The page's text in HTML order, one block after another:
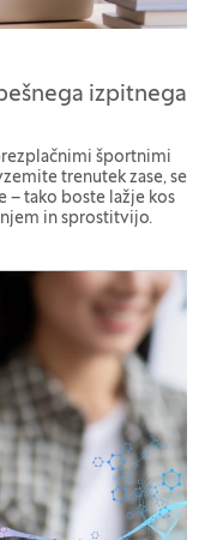
izpitnega
športnimi
trenutek zase, se
– tako boste lažje kos
in sprostitvijo.